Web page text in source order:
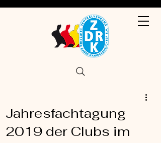
Jahresfachtagung
2019 der Clubs im